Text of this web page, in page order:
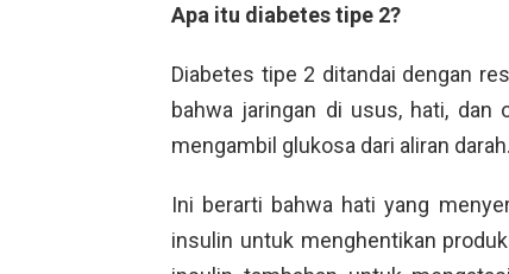
Apa itu diabetes tipe 2?
Diabetes tipe 2 ditandai dengan
bahwa jaringan di usus, hati, dan
mengambil glukosa dari aliran darah.
Ini berarti bahwa hati yang
insulin untuk menghentikan